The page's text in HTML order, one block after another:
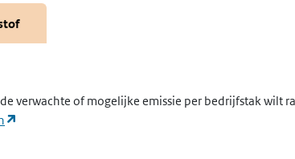
verwachte of mogelijke emissie per bedrijfstak wilt